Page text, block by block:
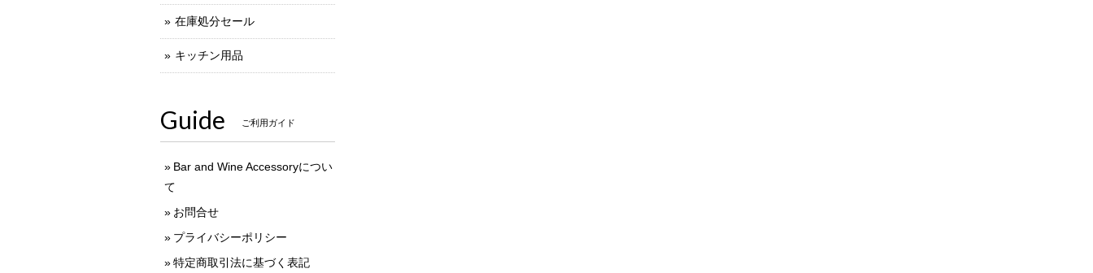
在庫処分セール
キッチン用品
Guide ご利用ガイド
Bar and Wine Accessoryについ
て
お問合せ
プライバシーポリシー
特定商取引法に基づく表記